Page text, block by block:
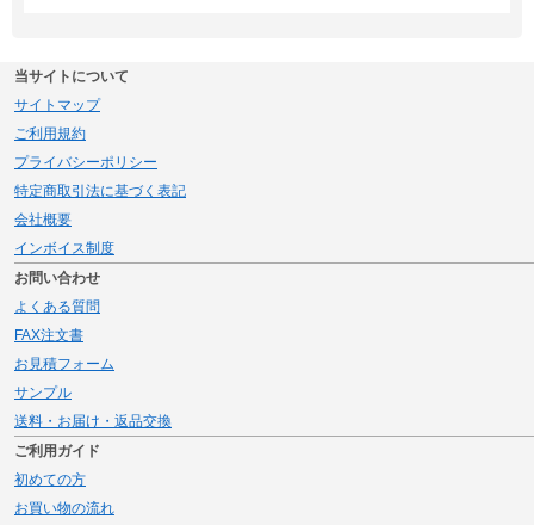
当サイトについて
サイトマップ
ご利用規約
プライバシーポリシー
特定商取引法に基づく表記
会社概要
インボイス制度
お問い合わせ
よくある質問
FAX注文書
お見積フォーム
サンプル
送料・お届け・返品交換
ご利用ガイド
初めての方
お買い物の流れ